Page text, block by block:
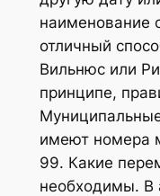
наименование
отличный
Вильнюс или
принципе,
имеют номера
99. Какие
необходимы. В